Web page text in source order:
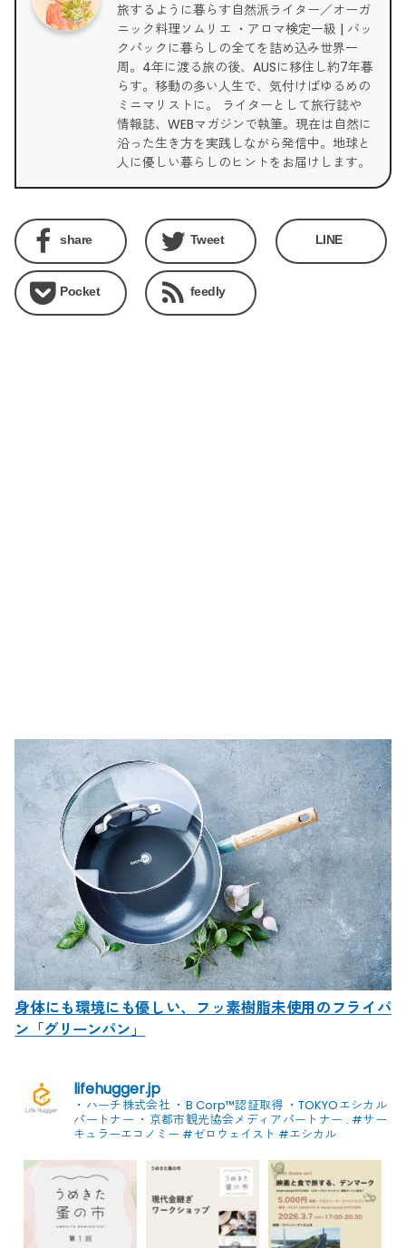
旅するように暮らす自然派ライター／オーガ
ニック料理ソムリエ ・アロマ検定一級 | バッ
クパックに暮らしの全てを詰め込み世界一
周。4年に渡る旅の後、AUSに移住し約7年暮
らす。移動の多い人生で、気付けばゆるめの
ミニマリストに。 ライターとして旅行誌や
情報誌、WEBマガジンで執筆。現在は自然に
沿った生き方を実践しながら発信中。地球と
人に優しい暮らしのヒントをお届けします。
share Tweet LINE
Pocket feedly
身体にも環境にも優しい、フッ素樹脂未使用のフライパ
ン「グリーンパン」
lifehugger.jp
・ハーチ株式会社 ・B Corp™認証取得 ・TOKYOエシカル
パートナー ・京都市観光協会メディアパートナー . #サー
キュラーエコノミー #ゼロウェイスト #エシカル